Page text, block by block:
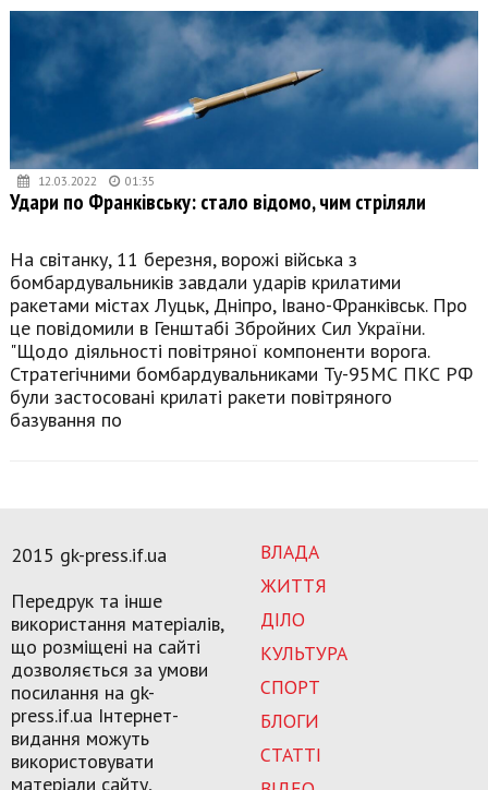
12.03.2022 01:35
Удари по Франківську: стало відомо, чим стріляли
На світанку, 11 березня, ворожі війська з
бомбардувальників завдали ударів крилатими
ракетами містах Луцьк, Дніпро, Івано-Франківськ. Про
це повідомили в Генштабі Збройних Сил України.
"Щодо діяльності повітряної компоненти ворога.
Стратегічними бомбардувальниками Ту-95МС ПКС РФ
були застосовані крилаті ракети повітряного
базування по
ВЛАДА
ЖИТТЯ
ДІЛО
КУЛЬТУРА
СПОРТ
БЛОГИ
СТАТТІ
2015 gk-press.if.ua
Передрук та інше
використання матеріалів,
що розміщені на сайті
дозволяється за умови
посилання на gk-
press.if.ua Інтернет-
видання можуть
використовувати
матеріали сайту,